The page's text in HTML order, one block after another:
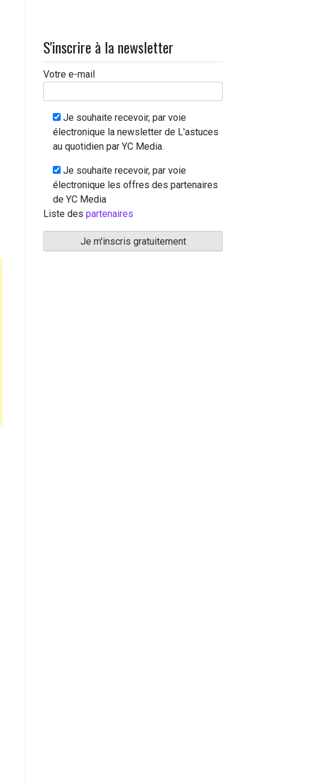
S'inscrire à la newsletter
Votre e-mail
Je souhaite recevoir, par voie
électronique la newsletter de L'astuces
au quotidien par YC Media.
Je souhaite recevoir, par voie
électronique les offres des partenaires
de YC Media
Liste des partenaires